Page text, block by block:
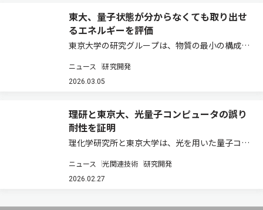
東大、量子状態が分からなくても取り出せ
るエネルギーを評価
東京大学の研究グループは、物質の最小の構成要
で、与えられた量子状態の詳細に一切依存せず、
最適な仕事の取り出し性能を達成する単一の熱力
ニュース 研究開発
2026.03.05
理研と東京大、光量子コンピュータの誤り
耐性を証明
理化学研究所と東京大学は、光を用いた量子コン
とを示した（ニュースリリース）。 量子コンピュ
ーターを実現するためのハードウェアとして、さ
ニュース 光関連技術 研究開発
2026.02.27